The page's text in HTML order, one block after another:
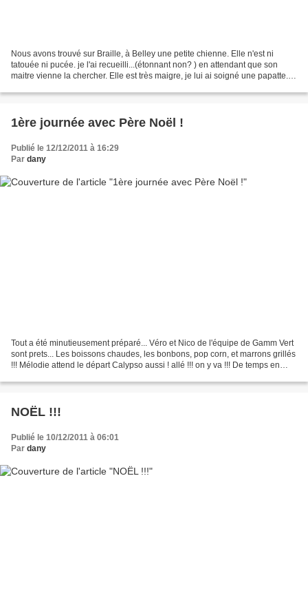
Nous avons trouvé sur Braille, à Belley une petite chienne. Elle n'est ni
tatouée ni pucée. je l'ai recueilli...(étonnant non? ) en attendant que son
maitre vienne la chercher. Elle est très maigre, je lui ai soigné une papatte.
1ère journée avec Père Noël !
Publié le 12/12/2011 à 16:29
Par dany
Tout a été minutieusement préparé... Véro et Nico de l'équipe de Gamm Vert
sont prets... Les boissons chaudes, les bonbons, pop corn, et marrons grillés
!!! Mélodie attend le départ Calypso aussi ! allé !!! on y va !!! De temps en
NOËL !!!
Publié le 10/12/2011 à 06:01
Par dany